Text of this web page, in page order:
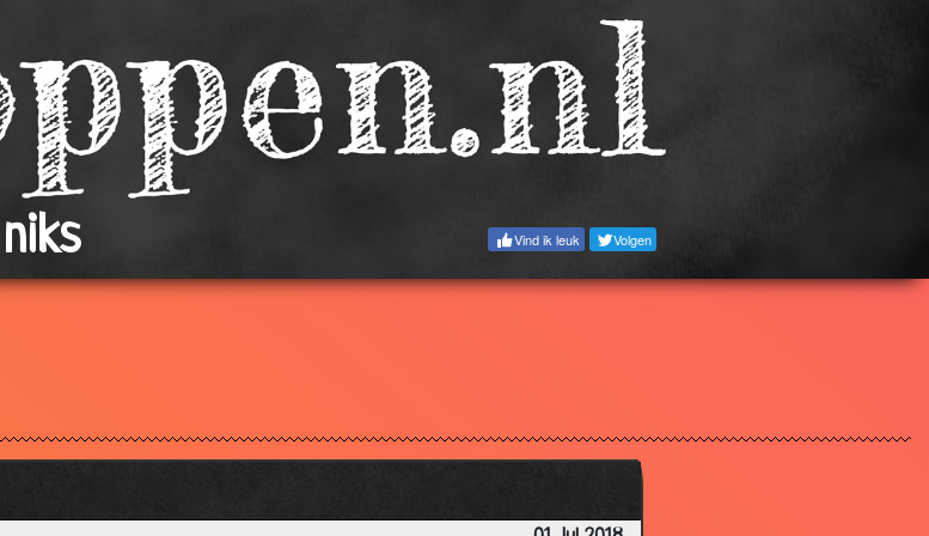
Vind ik leuk Volgen